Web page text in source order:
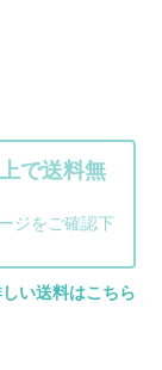
で送料無
ジをご確認下
い送料はこちら